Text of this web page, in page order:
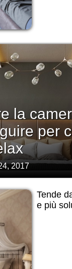
la
per
2017
Tende
e più